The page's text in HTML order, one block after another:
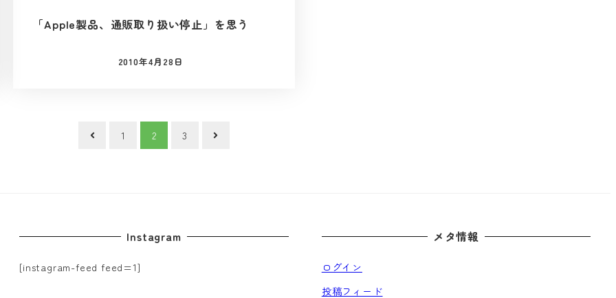
「Apple製品、通販取り扱い停止」を思う
投稿日
2010年4月28日
1 2 3
Instagram
[instagram-feed feed=1]
メタ情報
ログイン
投稿フィード